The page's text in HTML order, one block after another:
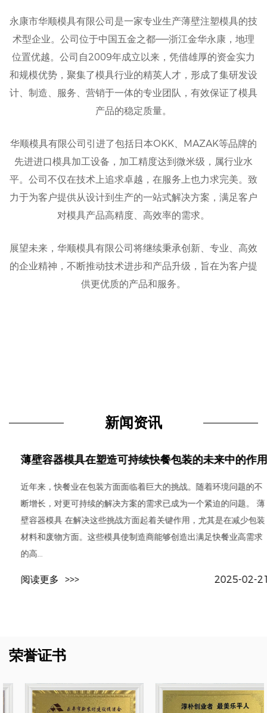
永康市华顺模具有限公司是一家专业生产薄壁注塑模具的技
术型企业。公司位于中国五金之都——浙江金华永康，地理
位置优越。公司自2009年成立以来，凭借雄厚的资金实力
和规模优势，聚集了模具行业的精英人才，形成了集研发设
计、制造、服务、营销于一体的专业团队，有效保证了模具
产品的稳定质量。
华顺模具有限公司引进了包括日本OKK、MAZAK等品牌的
先进进口模具加工设备，加工精度达到微米级，属行业水
平。公司不仅在技术上追求卓越，在服务上也力求完美。致
力于为客户提供从设计到生产的一站式解决方案，满足客户
对模具产品高精度、高效率的需求。
展望未来，华顺模具有限公司将继续秉承创新、专业、高效
的企业精神，不断推动技术进步和产品升级，旨在为客户提
供更优质的产品和服务。
新闻资讯
薄壁容器模具在塑造可持续快餐包装的未来中的作用
近年来，快餐业在包装方面面临着巨大的挑战。随着环境问题的不
断增长，对更可持续的解决方案的需求已成为一个紧迫的问题。 薄
壁容器模具 在解决这些挑战方面起着关键作用，尤其是在减少包装
材料和废物方面。这些模具使制造商能够创造出满足快餐业高需求
的高...
阅读更多 >>> 2025-02-21
荣誉证书